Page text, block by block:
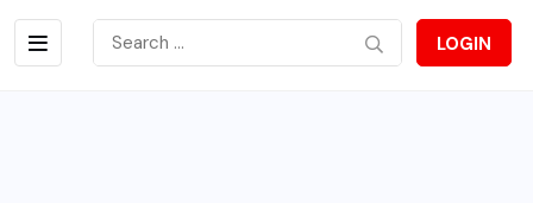
LOGIN